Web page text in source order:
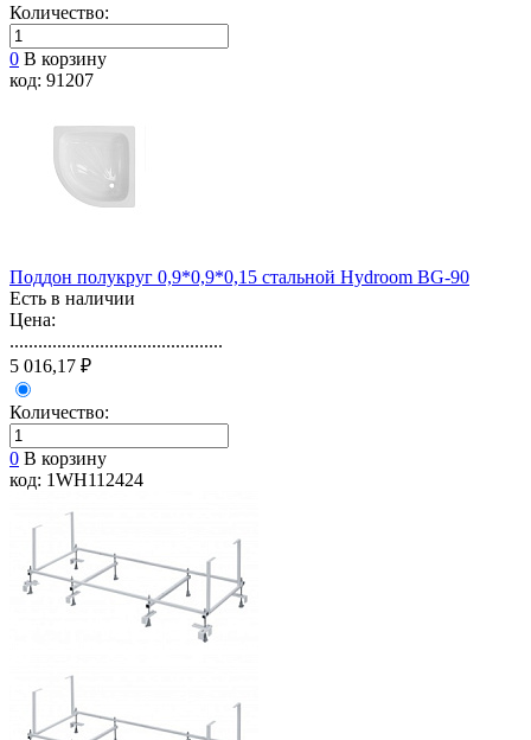
Количество:
0 В корзину
код: 91207
Поддон полукруг 0,9*0,9*0,15 стальной Hydroom BG-90
Есть в наличии
Цена:
.............................................
5 016,17 ₽
Количество:
0 В корзину
код: 1WH112424